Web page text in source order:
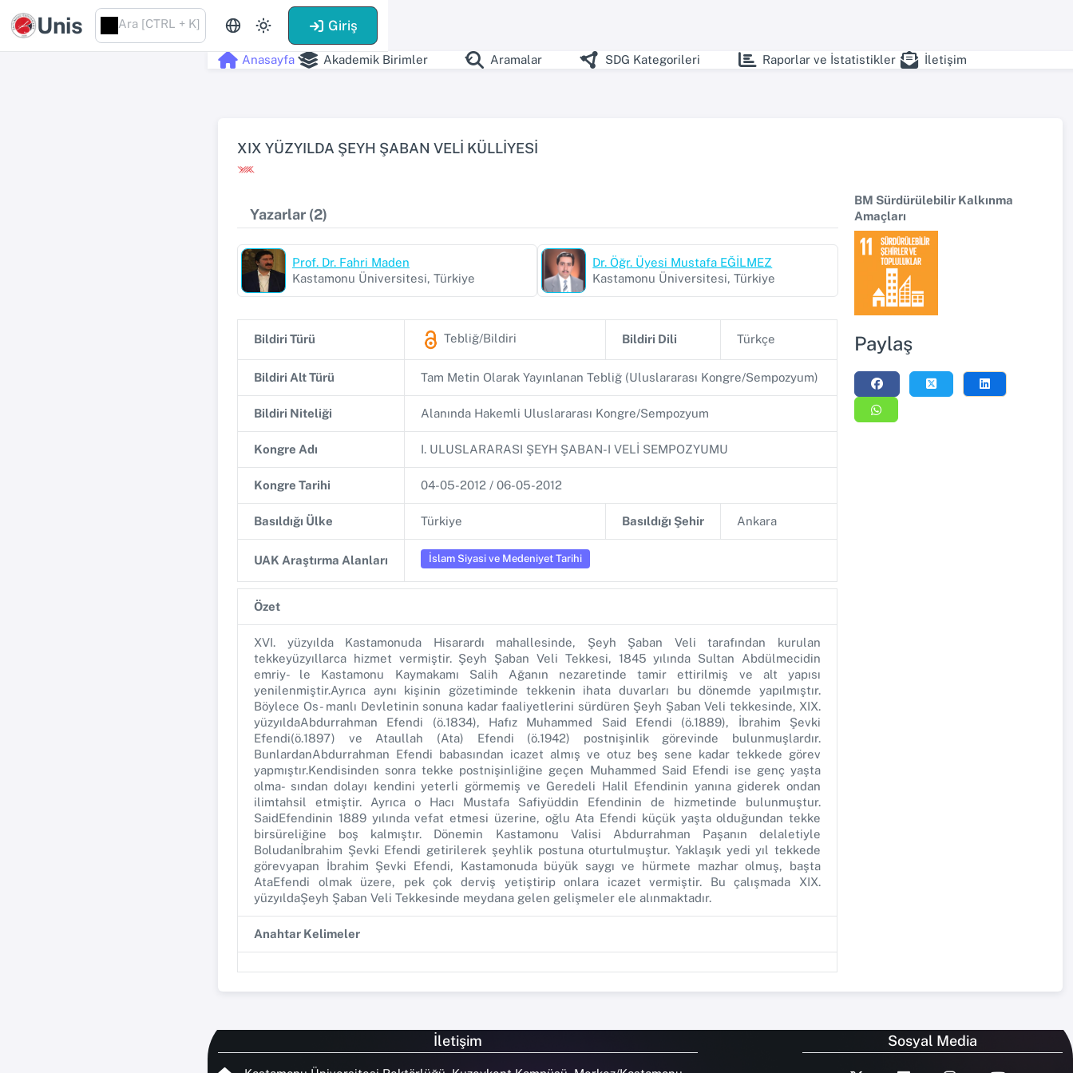
Unis Ara [CTRL + K] Giriş
Anasayfa Akademik Birimler Aramalar SDG Kategorileri Raporlar ve İstatistikler İletişim
XIX YÜZYILDA ŞEYH ŞABAN VELİ KÜLLİYESİ
Yazarlar (2)
Prof. Dr. Fahri Maden
Kastamonu Üniversitesi, Türkiye
Dr. Öğr. Üyesi Mustafa EĞİLMEZ
Kastamonu Üniversitesi, Türkiye
Bildiri Türü Tebliğ/Bildiri Bildiri Dili Türkçe
Bildiri Alt Türü Tam Metin Olarak Yayınlanan Tebliğ (Uluslararası Kongre/Sempozyum)
Bildiri Niteliği Alanında Hakemli Uluslararası Kongre/Sempozyum
Kongre Adı I. ULUSLARARASI ŞEYH ŞABAN-I VELİ SEMPOZYUMU
Kongre Tarihi 04-05-2012 / 06-05-2012
Basıldığı Ülke Türkiye Basıldığı Şehir Ankara
UAK Araştırma Alanları İslam Siyasi ve Medeniyet Tarihi
Özet
XVI. yüzyılda Kastamonuda Hisarardı mahallesinde, Şeyh Şaban Veli tarafından kurulan
tekkeyüzyıllarca hizmet vermiştir. Şeyh Şaban Veli Tekkesi, 1845 yılında Sultan Abdülmecidin
emriy- le Kastamonu Kaymakamı Salih Ağanın nezaretinde tamir ettirilmiş ve alt yapısı
yenilenmiştir.Ayrıca aynı kişinin gözetiminde tekkenin ihata duvarları bu dönemde yapılmıştır.
Böylece Os- manlı Devletinin sonuna kadar faaliyetlerini sürdüren Şeyh Şaban Veli tekkesinde, XIX.
yüzyıldaAbdurrahman Efendi (ö.1834), Hafız Muhammed Said Efendi (ö.1889), İbrahim Şevki
Efendi(ö.1897) ve Ataullah (Ata) Efendi (ö.1942) postnişinlik görevinde bulunmuşlardır.
BunlardanAbdurrahman Efendi babasından icazet almış ve otuz beş sene kadar tekkede görev
yapmıştır.Kendisinden sonra tekke postnişinliğine geçen Muhammed Said Efendi ise genç yaşta
olma- sından dolayı kendini yeterli görmemiş ve Geredeli Halil Efendinin yanına giderek ondan
ilimtahsil etmiştir. Ayrıca o Hacı Mustafa Safiyüddin Efendinin de hizmetinde bulunmuştur.
SaidEfendinin 1889 yılında vefat etmesi üzerine, oğlu Ata Efendi küçük yaşta olduğundan tekke
birsüreliğine boş kalmıştır. Dönemin Kastamonu Valisi Abdurrahman Paşanın delaletiyle
Boludanİbrahim Şevki Efendi getirilerek şeyhlik postuna oturtulmuştur. Yaklaşık yedi yıl tekkede
görevyapan İbrahim Şevki Efendi, Kastamonuda büyük saygı ve hürmete mazhar olmuş, başta
AtaEfendi olmak üzere, pek çok derviş yetiştirip onlara icazet vermiştir. Bu çalışmada XIX.
yüzyıldaŞeyh Şaban Veli Tekkesinde meydana gelen gelişmeler ele alınmaktadır.
Anahtar Kelimeler
BM Sürdürülebilir Kalkınma
Amaçları
Paylaş
İletişim Sosyal Media